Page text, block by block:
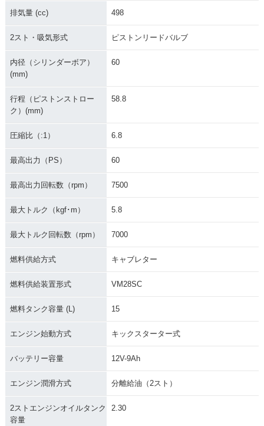
排気量 (cc) 498
2スト・吸気形式 ピストンリードバルブ
内径（シリンダーボア）
(mm)
60
行程（ピストンストロー
ク）(mm)
58.8
圧縮比（:1） 6.8
最高出力（PS） 60
最高出力回転数（rpm） 7500
最大トルク（kgf･m） 5.8
最大トルク回転数（rpm） 7000
燃料供給方式 キャブレター
燃料供給装置形式 VM28SC
燃料タンク容量 (L) 15
エンジン始動方式 キックスターター式
バッテリー容量 12V-9Ah
エンジン潤滑方式 分離給油（2スト）
2ストエンジンオイルタンク
容量
2.30